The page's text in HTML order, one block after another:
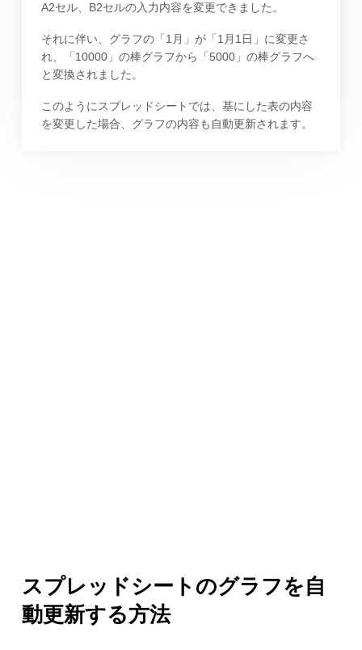
A2セル、B2セルの入力内容を変更できました。
それに伴い、グラフの「1月」が「1月1日」に変更さ
れ、「10000」の棒グラフから「5000」の棒グラフへ
と変換されました。
このようにスプレッドシートでは、基にした表の内容
を変更した場合、グラフの内容も自動更新されます。
スプレッドシートのグラフを自
動更新する方法